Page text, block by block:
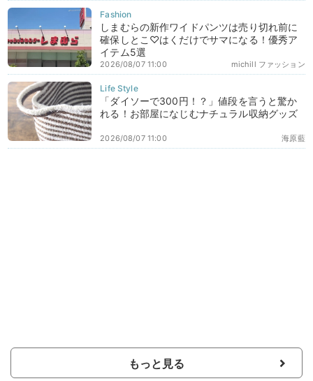
しまむらの新作ワイドパンツは売り切れ前に
確保しとこ♡はくだけでサマになる！優秀ア
イテム5選
michill ファッション
2026/08/07 11:00
「ダイソーで300円！？」値段を言うと驚か
れる！お部屋になじむナチュラル収納グッズ
海原藍
2026/08/07 11:00
もっと見る